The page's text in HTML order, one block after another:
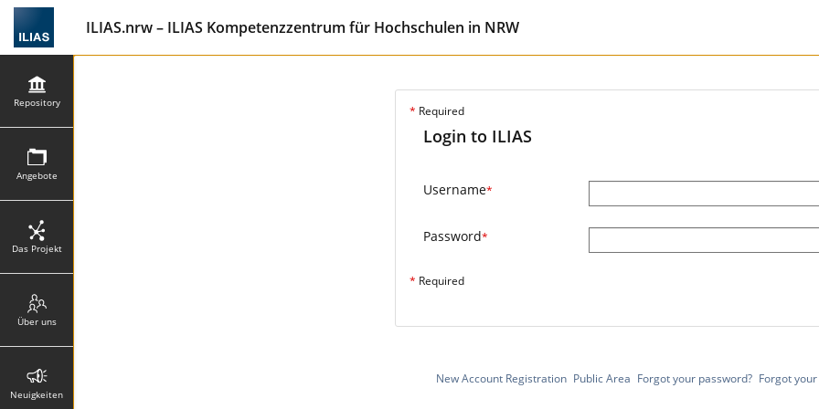
ILIAS.nrw – ILIAS Kompetenzzentrum für Hochschulen in NRW
Repository
Angebote
Das Projekt
Über uns
Neuigkeiten
* Required
Login to ILIAS
Username*
Password*
* Required
New Account Registration Public Area Forgot your password? Forgot